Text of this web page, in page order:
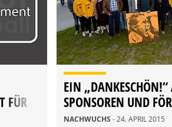
FÜR
EIN
SPONSOREN UND
NACHWUCHSES
NACHWUCHS - 24. APRIL 2015